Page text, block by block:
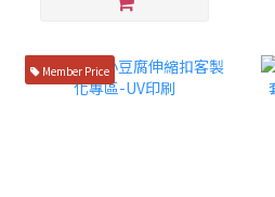
Member Price